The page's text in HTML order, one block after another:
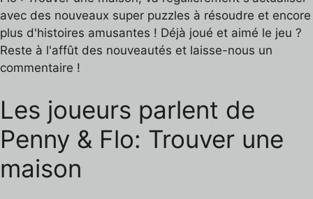
avec des nouveaux super puzzles à résoudre et encore
plus d'histoires amusantes ! Déjà joué et aimé le jeu ?
Reste à l'affût des nouveautés et laisse-nous un
commentaire !
Les joueurs parlent de
Penny & Flo: Trouver une
maison